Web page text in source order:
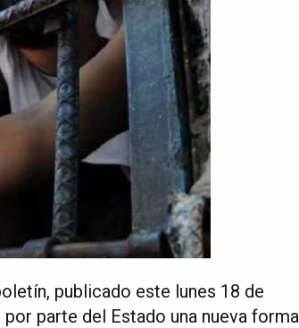
publicado este lunes 18 de
parte del Estado una nueva forma